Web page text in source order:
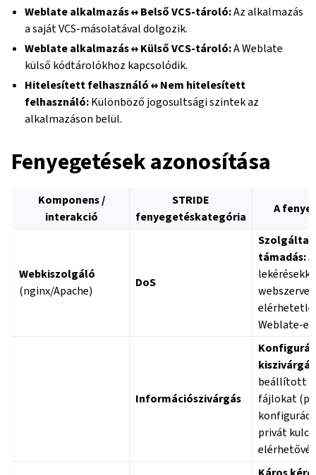
Weblate alkalmazás ↔ Belső VCS-tároló:Az alkalmazás
a saját VCS-másolatával dolgozik.
Weblate alkalmazás ↔ Külső VCS-tároló:A Weblate
külső kódtárolókhoz kapcsolódik.
Hitelesített felhasználó ↔ Nem hitelesített
felhasználó:Különböző jogosultsági szintek az
alkalmazáson belül.
Fenyegetések azonosítása
Komponens /
interakció
STRIDE
fenyegetéskategória
A
Webkiszolgáló
(nginx/Apache)
DoS
támadás:
Weblate-et.
Információszivárgás
beállított
fájlokat
privát
elérhetővé.